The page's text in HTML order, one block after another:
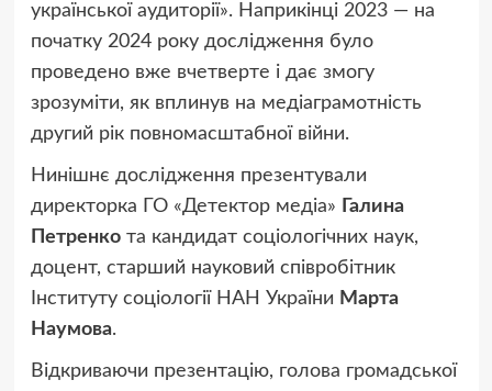
української аудиторії». Наприкінці 2023 — на
початку 2024 року дослідження було
проведено вже вчетверте і дає змогу
зрозуміти, як вплинув на медіаграмотність
другий рік повномасштабної війни.
Нинішнє дослідження презентували
директорка ГО «Детектор медіа» Галина
Петренкота кандидат соціологічних наук,
доцент, старший науковий співробітник
Інституту соціології НАН України Марта
Наумова.
Відкриваючи презентацію, голова громадської